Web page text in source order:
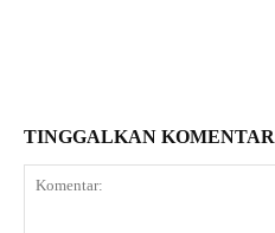
TINGGALKAN KOMENTAR